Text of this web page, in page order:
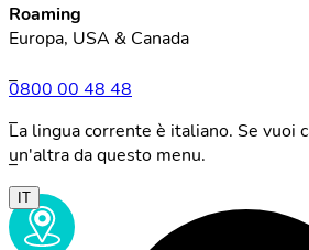
0800 00 48 48
La lingua corrente è italiano. Se vuoi
un'altra da questo menu.
IT
Roaming
Europa, USA & Canada
–
–
–